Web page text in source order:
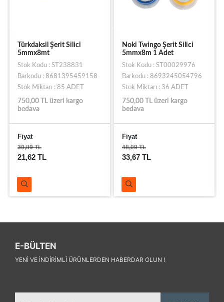
Türkdaksil Şerit Silici
5mmx8mt
Stok Kodu : ST238831
Barkodu : 8681395459158
Stok Miktarı : 85 ADET
750,00 TL üzeri kargo
bedava
Fiyat
30,89 TL
21,62 TL
Noki Twingo Şerit Silici
5mmx8m 1 Adet
Stok Kodu : ST00029976
Barkodu : 8693245054796
Stok Miktarı : 36 ADET
750,00 TL üzeri kargo
bedava
Fiyat
48,09 TL
33,67 TL
E-BÜLTEN
YENI VE INDIRIMLI ÜRÜNLERDEN HABERDAR OLUN !